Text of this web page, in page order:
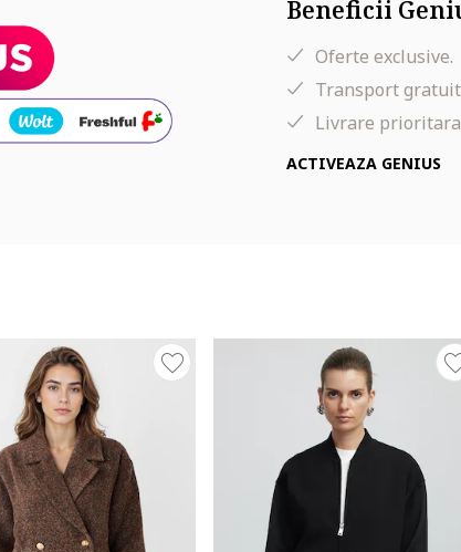
Beneficii
Oferte exclusive.
Transport gratuit
Livrare
ACTIVEAZA GENIUS